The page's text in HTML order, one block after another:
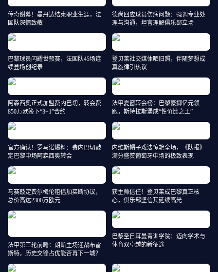
传奇谢幕！曼丹达结束职业生涯，法
国队深情致敬
德尚回应球员伤病问题：强调专业处
理与沟通，坦言理解俱乐部立场
巴黎球员闪耀世预赛，法国队45场连
续登场创纪录
登贝莱社交媒体晒旧照，伴随梦想成
真旋律引热议
阿森西奥正式加盟费内巴切，转会费
850万欧签下“3+1”合约
法甲夏窗转会榜：巴黎豪掷亿元领
跑，斯特拉斯堡成“性价比之王”
官方确认！罗马诺爆料：费内巴切敲
定巴黎中场阿森西奥转会
内维斯帽子戏法惊艳全场，《队报》
满分盛赞葡萄牙中场的极致表现
马赛敲定费尔梅伦租借加买断协议，
总价高达2300万欧元
获主帅信任！登贝莱成巴黎真正核
心，俱乐部坚信其延续高光
法甲第三轮前瞻：朗斯主场迎战布雷
斯特，历史交锋占优能否再下一城？
巴黎圣日耳曼青训学院：迈向学术与
体育双卓越的新征途